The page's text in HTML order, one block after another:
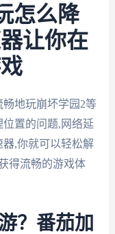
怎么降
让你在
地玩崩坏学园2等
置的问题,网络延
,你就可以轻松解
得流畅的游戏体
？番茄加